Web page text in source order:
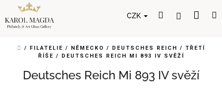
obsah
CZK HledatPřihlášení
DOMŮ
/ FILATELIE / NĚMECKO / DEUTSCHES REICH / TŘETÍ
ŘÍŠE / DEUTSCHES REICH MI 893 IV SVĚŽÍ
Deutsches Reich Mi 893 IV svěží